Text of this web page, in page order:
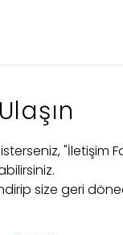
"İletişim
size geri